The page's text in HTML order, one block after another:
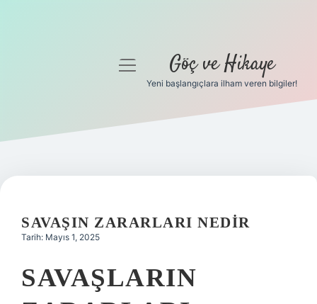
Gizlilik Politikası
Yasal Uyarı
menüyü
Göç ve Hikaye
Yeni başlangıçlara ilham veren bilgiler!
SAVAŞIN ZARARLARI NEDIR
Tarih: Mayıs 1, 2025
SAVAŞLARIN